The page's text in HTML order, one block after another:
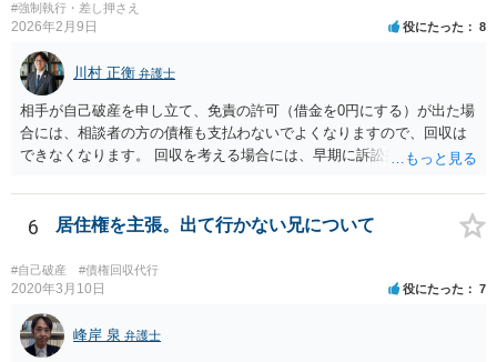
#強制執行・差し押さえ
2026年2月9日 役にたった 8
川村 正衡 弁護士
相手が自己破産を申し立て、免責の許可（借金を0円にする）が出た場
合には、相談者の方の債権も支払わないでよくなりますので、回収は
できなくなります。 回収を考える場合には、早期に訴訟提起などを進
6 居住権を主張。出て行かない兄について
#自己破産 #債権回収代行
2020年3月10日 役にたった 7
峰岸 泉 弁護士